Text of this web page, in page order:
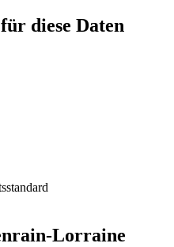
diese Daten
Lorraine